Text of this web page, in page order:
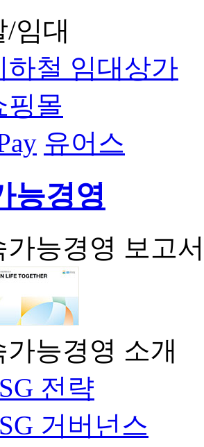
/임대
하철 임대상가
핑몰
유어스
능경영
가능경영 보고서
가능경영 소개
전략
거버넌스